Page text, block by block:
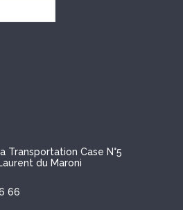
Transportation Case N°5
du Maroni
66